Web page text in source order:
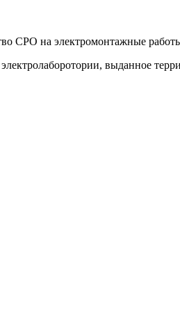
СРО на электромонтажные
выданное